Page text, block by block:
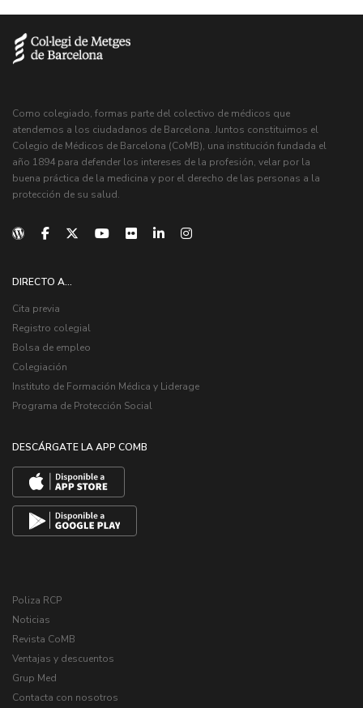
Como colegiado, formas parte del colectivo de médicos que
atendemos a los ciudadanos de Barcelona. Juntos constituimos el
Colegio de Médicos de Barcelona (CoMB), una institución fundada el
año 1894 para defender los intereses de la profesión, velar por la
buena práctica de la medicina y por el derecho de las personas a la
protección de su salud.
DIRECTO A...
Cita previa
Registro colegial
Bolsa de empleo
Colegiación
Instituto de Formación Médica y Liderage
Programa de Protección Social
DESCÁRGATE LA APP COMB
Poliza RCP
Noticias
Revista CoMB
Ventajas y descuentos
Grup Med
Contacta con nosotros